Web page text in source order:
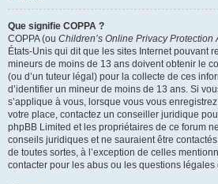
Que signifie COPPA ?
COPPA (ou Children’s Online Privacy Protection
États-Unis qui dit que les sites Internet pouvant
mineurs de moins de 13 ans doivent obtenir le
(ou d’un tuteur légal) pour la collecte de ces
d’identifier un mineur de moins de 13 ans. Si
s’applique à vous, lorsque vous vous
votre place, contactez un conseiller juridique
phpBB Limited et les propriétaires de ce forum
conseils juridiques et ne sauraient être
de toutes sortes, à l’exception de celles
contacter pour les abus ou les questions légales